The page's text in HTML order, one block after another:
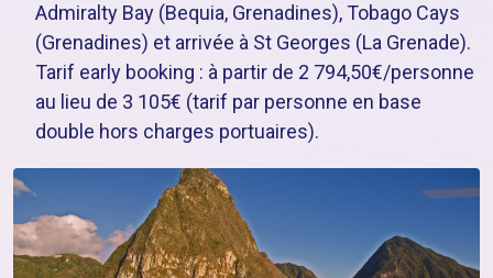
Admiralty Bay (Bequia, Grenadines), Tobago Cays
(Grenadines) et arrivée à St Georges (La Grenade).
Tarif early booking : à partir de 2 794,50€/personne
au lieu de 3 105€ (tarif par personne en base
double hors charges portuaires).